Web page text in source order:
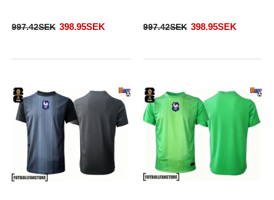
997.42SEK 398.95SEK 997.42SEK 398.95SEK